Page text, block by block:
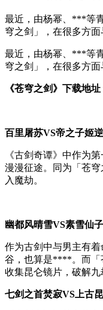
最近，由杨幂、***等
穹之剑」，在很多方面
最近，由杨幂、***等
穹之剑」，在很多方
《苍穹之剑》下载地址
百里屠苏VS帝之子姬逆
《古剑奇谭》中作为
漫漫征途。同为「苍
入魔劫。
幽都风晴雪VS素雪仙子
作为古剑中与男主有
谷，也算是****。而「
收集昆仑镜片，破解
七剑之首焚寂VS上古